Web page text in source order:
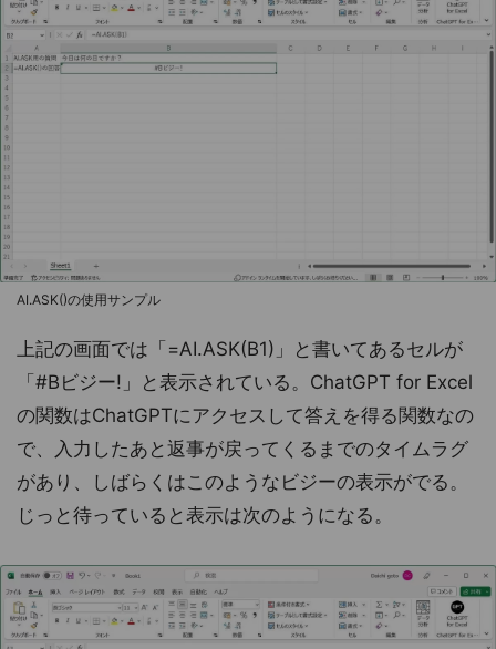
AI.ASK()の使用サンプル
上記の画面では「=AI.ASK(B1)」と書いてあるセルが
「#Bビジー!」と表示されている。ChatGPT for Excel
の関数はChatGPTにアクセスして答えを得る関数なの
で、入力したあと返事が戻ってくるまでのタイムラグ
があり、しばらくはこのようなビジーの表示がでる。
じっと待っていると表示は次のようになる。